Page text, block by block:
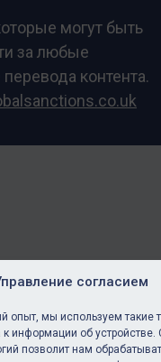
согласием
опыт, мы используем такие
информации об устройстве.
позволит нам
могут быть
за любые
контента.